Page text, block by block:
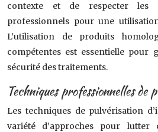
contexte et de respecter les
professionnels pour une
L’utilisation de produits
compétentes est essentielle pour
sécurité des traitements.
Techniques professionnelles de
Les techniques de pulvérisation
variété d’approches pour lutter